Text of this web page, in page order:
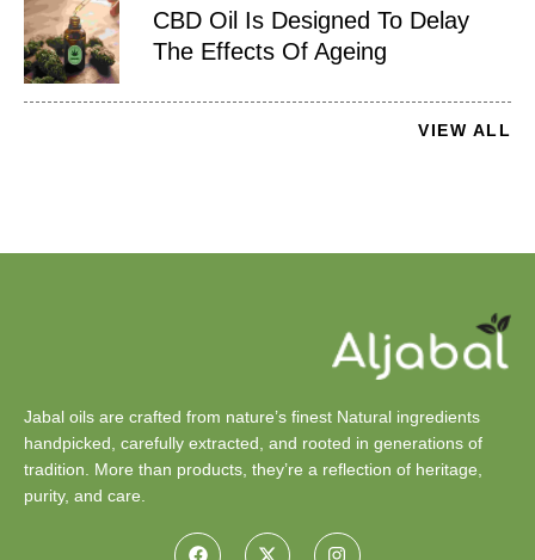
CBD Oil Is Designed To Delay
The Effects Of Ageing
VIEW ALL
Jabal oils are crafted from nature’s finest Natural ingredients
handpicked, carefully extracted, and rooted in generations of
tradition. More than products, they’re a reflection of heritage,
purity, and care.